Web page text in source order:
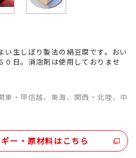
い生しぼり製法の絹豆腐です。おい
０日。消泡剤は使用しておりませ
東・甲信越、東海、関西・北陸、中
ー・原材料はこちら